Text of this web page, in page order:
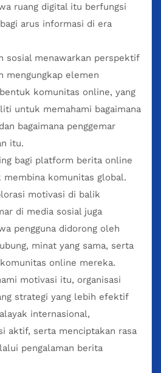
ruang digital itu berfungsi
arus informasi di era
sosial menawarkan perspektif
mengungkap elemen
komunitas online, yang
untuk memahami bagaimana
bagaimana penggemar
itu.
bagi platform berita online
komunitas global.
motivasi di balik
di media sosial juga
pengguna didorong oleh
minat yang sama, serta
online mereka.
motivasi itu, organisasi
strategi yang lebih efektif
internasional,
aktif, serta menciptakan rasa
pengalaman berita